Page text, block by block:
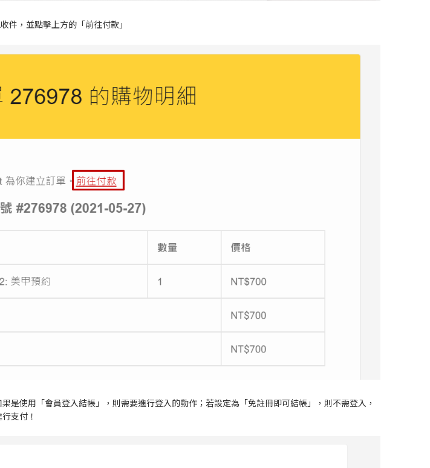
件，並點擊上方的「前往付款」
是使用「會員登入結帳」，則需要進行登入的動作；若設定為「免註冊即可結帳」，則不需登入，
支付！